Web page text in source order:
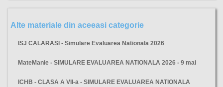
Alte materiale din aceeasi categorie
ISJ CALARASI - Simulare Evaluarea Nationala 2026
MateManie - SIMULARE EVALUAREA NATIONALA 2026 - 9 mai
ICHB - CLASA A VII-a - SIMULARE EVALUAREA NATIONALA